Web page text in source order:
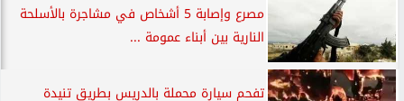
مصرع وإصابة 5 أشخاص في مشاجرة بالأسلحة
النارية بين أبناء عمومة ...
تفحم سيارة محملة بالدريس بطريق تنيدة